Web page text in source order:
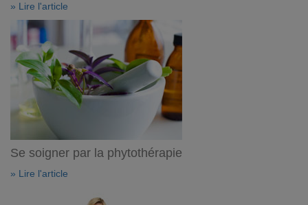
» Lire l'article
Se soigner par la phytothérapie
» Lire l'article